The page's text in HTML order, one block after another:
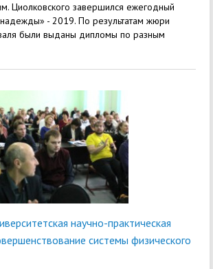
Циолковского завершился ежегодный
- 2019. По результатам жюри
были выданы дипломы по разным
научно-практическая
системы физического